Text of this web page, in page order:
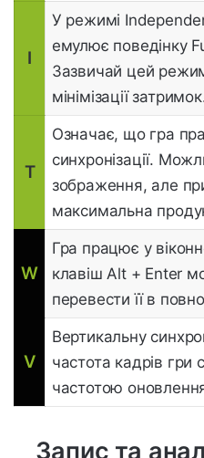
I
У режимі
емулює поведінку
Зазвичай цей
мінімізації
T
Означає, що гра
синхронізації.
зображення, але
максимальна
W
Гра працює у
клавіш Alt + Enter
перевести її в
V
Вертикальну
частота кадрів гри
частотою
Запис та